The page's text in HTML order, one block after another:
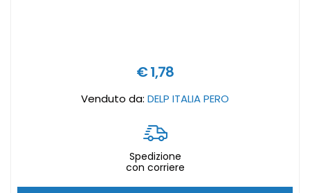
€ 1,78
Venduto da: DELP ITALIA PERO
Spedizione
con corriere